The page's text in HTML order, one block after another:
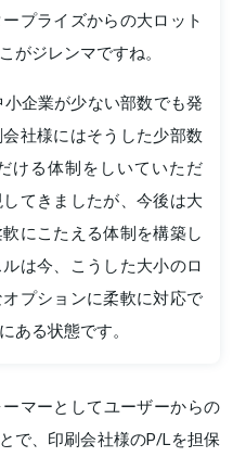
プライズからの大ロット
がジレンマですね。
企業が少ない部数でも発
社様にはそうした少部数
ける体制をしいていただ
てきましたが、今後は大
にこたえる体制を構築し
は今、こうした大小のロ
プションに柔軟に対応で
ある状態です。
マーとしてユーザーからの
で、印刷会社様のP/Lを担保